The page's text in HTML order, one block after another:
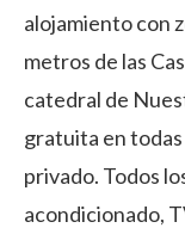
alojamiento con
metros de las
catedral de
gratuita en
privado. Todos
acondicionado,